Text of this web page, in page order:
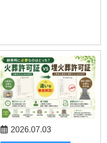
2026.07.03